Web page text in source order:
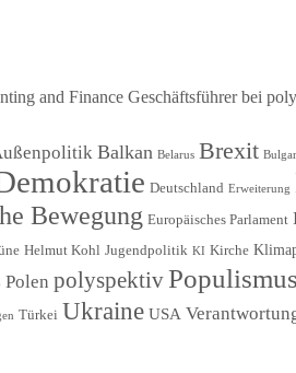
and Finance Geschäftsführer bei
Balkan Belarus Brexit
Deutschland Erweiterung
Bewegung Europäisches Parlament
Helmut Kohl Jugendpolitik KI Kirche
Polen polyspektivPopulismus
Türkei Ukraine USA